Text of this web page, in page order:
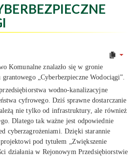
Komunalne znalazło się w gronie
„Cyberbezpieczne Wodociągi”.
wodno-kanalizacyjne
cyfrowego. Dziś sprawne dostarczanie
nie tylko od infrastruktury, ale również
Dlatego tak ważne jest odpowiednie
cyberzagrożeniami. Dzięki starannie
pod tytułem „Zwiększenie
działania w Rejonowym Przedsiębiorstwie